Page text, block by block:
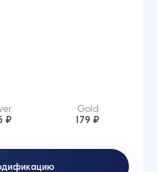
₽
Gold
179 ₽